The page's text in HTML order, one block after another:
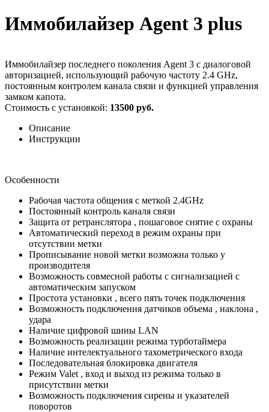
Иммобилайзер Agent 3 plus
Иммобилайзер последнего поколения Agent 3 с диалоговой
авторизацией, использующий рабочую частоту 2.4 GHz,
постоянным контролем канала связи и функцией управления
замком капота.
Стоимость с установкой: 13500 руб.
Описание
Инструкции
Особенности
Рабочая частота общения с меткой 2.4GHz
Постоянный контроль каналя связи
Защита от ретранслятора , пошаговое снятие с охраны
Автоматический переход в режим охраны при
отсутствии метки
Прописывание новой метки возможна только у
производителя
Возможность совмесной работы с сигнализацией с
автоматическим запуском
Простота установки , всего пять точек подключения
Возможность подключения датчиков объема , наклона ,
удара
Наличие цифровой шины LAN
Возможность реализации режима турботаймера
Наличие интелектуального тахометрического входа
Последовательная блокировка двигателя
Режим Valet , вход и выход из режима только в
присутствии метки
Возможность подключения сирены и указателей
поворотов